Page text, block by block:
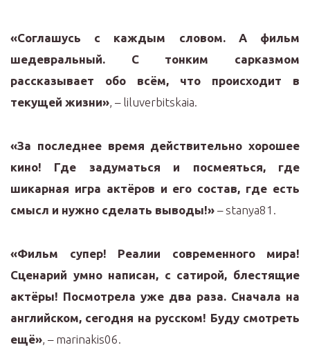
«Соглашусь с каждым словом. А фильм
шедевральный. С тонким сарказмом
рассказывает обо всём, что происходит в
текущей жизни», – liluverbitskaia.
«За последнее время действительно хорошее
кино! Где задуматься и посмеяться, где
шикарная игра актёров и его состав, где есть
смысл и нужно сделать выводы!» – stanya81.
«Фильм супер! Реалии современного мира!
Сценарий умно написан, с сатирой, блестящие
актёры! Посмотрела уже два раза. Сначала на
английском, сегодня на русском! Буду смотреть
ещё», – marinakis06.